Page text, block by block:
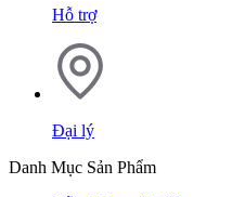
Hỗ trợ
Đại lý
Danh Mục Sản Phẩm